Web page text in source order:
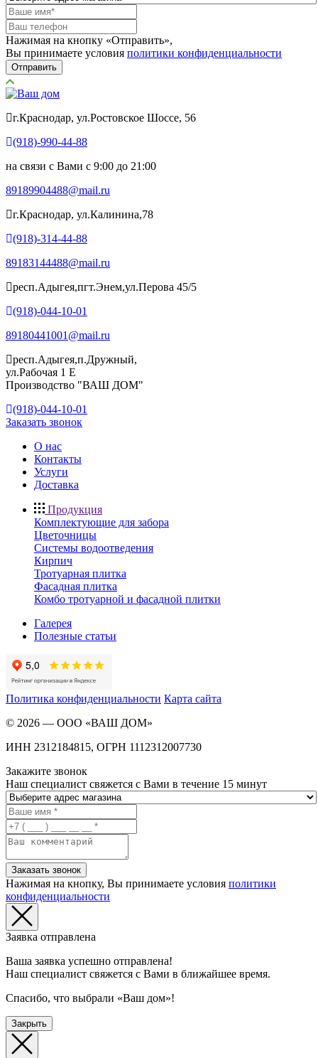
Нажимая на кнопку «Отправить»,
Вы принимаете условия политики конфиденциальности
Отправить
г.Краснодар, ул.Ростовское Шоссе, 56
(918)-990-44-88
на связи с Вами с 9:00 до 21:00
89189904488@mail.ru
г.Краснодар, ул.Калинина,78
(918)-314-44-88
89183144488@mail.ru
респ.Адыгея,пгт.Энем,ул.Перова 45/5
(918)-044-10-01
89180441001@mail.ru
респ.Адыгея,п.Дружный,
ул.Рабочая 1 Е
Производство "ВАШ ДОМ"
(918)-044-10-01
Заказать звонок
О нас
Контакты
Услуги
Доставка
Продукция
Комплектующие для забора
Цветочницы
Системы водоотведения
Кирпич
Тротуарная плитка
Фасадная плитка
Комбо тротуарной и фасадной плитки
Галерея
Полезные статьи
Политика конфиденциальности Карта сайта
© 2026 — ООО «ВАШ ДОМ»
ИНН 2312184815, ОГРН 1112312007730
Закажите звонок
Наш специалист свяжется с Вами в течение 15 минут
Заказать звонок
Нажимая на кнопку, Вы принимаете условия политики
конфиденциальности
Заявка отправлена
Ваша заявка успешно отправлена!
Наш специалист свяжется с Вами в ближайшее время.
Спасибо, что выбрали «Ваш дом»!
Закрыть